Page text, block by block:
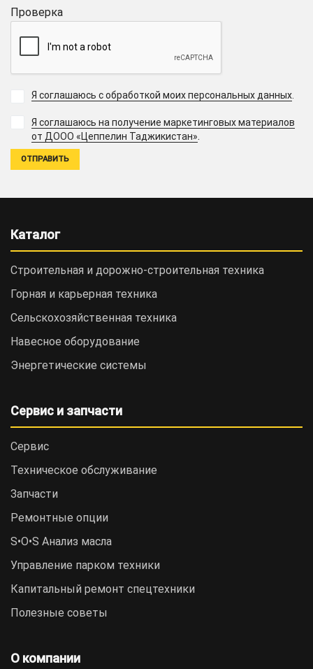
Проверка
Я соглашаюсь с обработкой моих персональных данных.
Я соглашаюсь на получение маркетинговых материалов
от ДООО «Цеппелин Таджикистан».
Каталог
Строительная и дорожно-cтроительная техника
Горная и карьерная техника
Сельскохозяйственная техника
Навесное оборудование
Энергетические системы
Сервис и запчасти
Сервис
Техническое обслуживание
Запчасти
Ремонтные опции
S•O•S Анализ масла
Управление парком техники
Капитальный ремонт спецтехники
Полезные советы
О компании